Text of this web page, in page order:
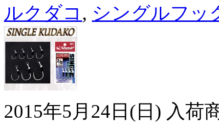
ルクダコ , シングルフッ
2015年5月24日(日) 入荷